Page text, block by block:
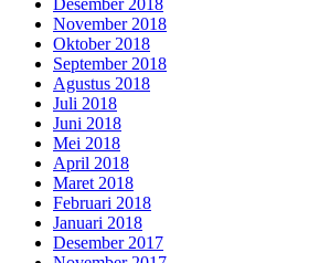
Desember 2018
November 2018
Oktober 2018
September 2018
Agustus 2018
Juli 2018
Juni 2018
Mei 2018
April 2018
Maret 2018
Februari 2018
Januari 2018
Desember 2017